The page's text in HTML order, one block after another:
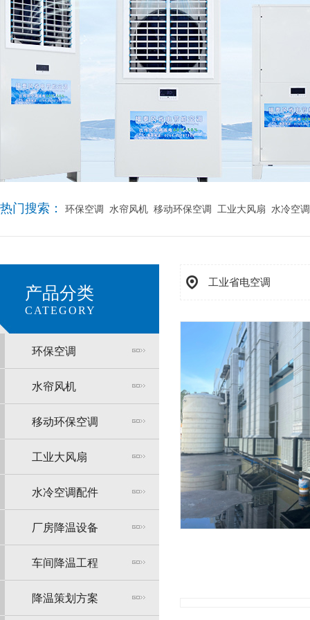
热门搜索： 环保空调 水帘风机 移动环保空调 工业大风扇 水冷空
产品分类
CATEGORY
环保空调
水帘风机
移动环保空调
工业大风扇
水冷空调配件
厂房降温设备
车间降温工程
降温策划方案
工业省电空调